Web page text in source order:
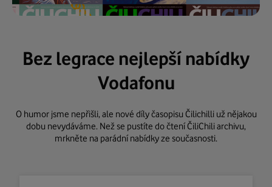
Bez legrace nejlepší nabídky
Vodafonu
O humor jsme nepřišli, ale nové díly časopisu Čilichilli už nějakou
dobu nevydáváme. Než se pustíte do čtení ČiliChili archivu,
mrkněte na parádní nabídky ze současnosti.